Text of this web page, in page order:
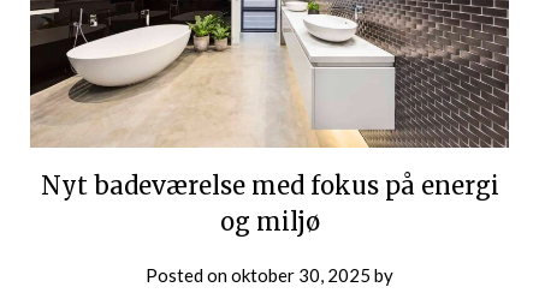
Nyt badeværelse med fokus på energi
og miljø
Posted onoktober 30, 2025 by